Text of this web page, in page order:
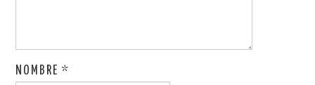
NOMBRE*